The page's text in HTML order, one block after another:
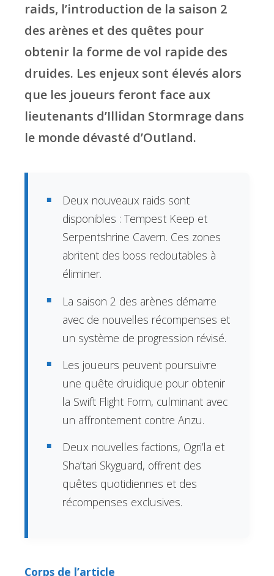
raids, l’introduction de la saison 2
des arènes et des quêtes pour
obtenir la forme de vol rapide des
druides. Les enjeux sont élevés alors
que les joueurs feront face aux
lieutenants d’Illidan Stormrage dans
le monde dévasté d’Outland.
Deux nouveaux raids sont
disponibles : Tempest Keep et
Serpentshrine Cavern. Ces zones
abritent des boss redoutables à
éliminer.
La saison 2 des arènes démarre
avec de nouvelles récompenses et
un système de progression révisé.
Les joueurs peuvent poursuivre
une quête druidique pour obtenir
la Swift Flight Form, culminant avec
un affrontement contre Anzu.
Deux nouvelles factions, Ogri’la et
Sha’tari Skyguard, offrent des
quêtes quotidiennes et des
récompenses exclusives.
Corps de l’article